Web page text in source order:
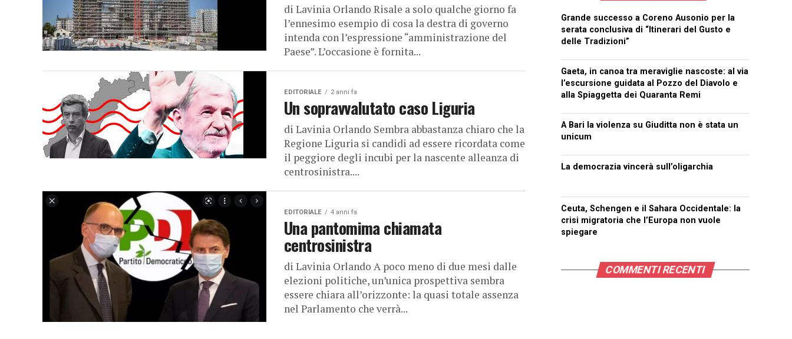
di Lavinia Orlando Risale a solo qualche giorno fa
l’ennesimo esempio di cosa la destra di governo
intenda con l’espressione “amministrazione del
Paese”. L’occasione è fornita...
EDITORIALE 2 anni fa
Un sopravvalutato caso Liguria
di Lavinia Orlando Sembra abbastanza chiaro che la
Regione Liguria si candidi ad essere ricordata come
il peggiore degli incubi per la nascente alleanza di
centrosinistra....
EDITORIALE 4 anni fa
Una pantomima chiamata
centrosinistra
di Lavinia Orlando A poco meno di due mesi dalle
elezioni politiche, un’unica prospettiva sembra
essere chiara all’orizzonte: la quasi totale assenza
nel Parlamento che verrà...
Grande successo a Coreno Ausonio per la
serata conclusiva di “Itinerari del Gusto e
delle Tradizioni”
Gaeta, in canoa tra meraviglie nascoste: al via
l’escursione guidata al Pozzo del Diavolo e
alla Spiaggetta dei Quaranta Remi
A Bari la violenza su Giuditta non è stata un
unicum
La democrazia vincerà sull’oligarchia
Ceuta, Schengen e il Sahara Occidentale: la
crisi migratoria che l’Europa non vuole
spiegare
COMMENTI RECENTI